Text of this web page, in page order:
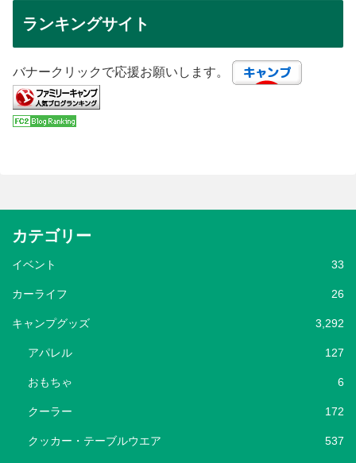
ランキングサイト
バナークリックで応援お願いします。
カテゴリー
イベント 33
カーライフ 26
キャンプグッズ 3,292
アパレル 127
おもちゃ 6
クーラー 172
クッカー・テーブルウエア 537